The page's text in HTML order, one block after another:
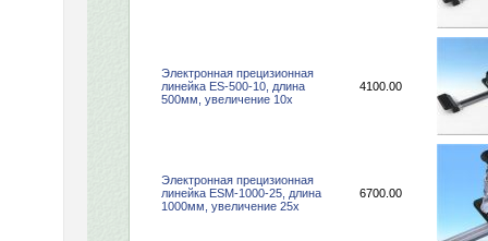
Электронная прецизионная
линейка ES-500-10, длина
500мм, увеличение 10х
4100.00
Электронная прецизионная
линейка ESM-1000-25, длина
1000мм, увеличение 25х
6700.00